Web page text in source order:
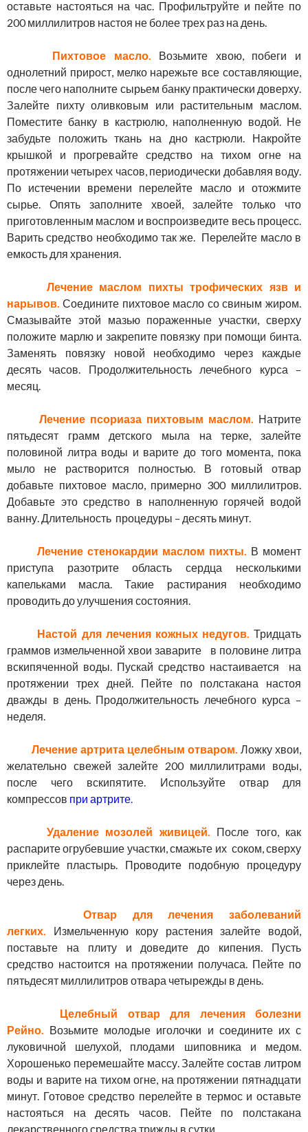
оставьте настояться на час. Профильтруйте и пейте по
200 миллилитров настоя не более трех раз на день.
Пихтовое масло. Возьмите хвою, побеги и
однолетний прирост, мелко нарежьте все составляющие,
после чего наполните сырьем банку практически доверху.
Залейте пихту оливковым или растительным маслом.
Поместите банку в кастрюлю, наполненную водой. Не
забудьте положить ткань на дно кастрюли. Накройте
крышкой и прогревайте средство на тихом огне на
протяжении четырех часов, периодически добавляя воду.
По истечении времени перелейте масло и отожмите
сырье. Опять заполните хвоей, залейте только что
приготовленным маслом и воспроизведите весь процесс.
Варить средство необходимо так же. Перелейте масло в
емкость для хранения.
Лечение маслом пихты трофических язв и
нарывов. Соедините пихтовое масло со свиным жиром.
Смазывайте этой мазью пораженные участки, сверху
положите марлю и закрепите повязку при помощи бинта.
Заменять повязку новой необходимо через каждые
десять часов. Продолжительность лечебного курса –
месяц.
Лечение псориаза пихтовым маслом. Натрите
пятьдесят грамм детского мыла на терке, залейте
половиной литра воды и варите до того момента, пока
мыло не растворится полностью. В готовый отвар
добавьте пихтовое масло, примерно 300 миллилитров.
Добавьте это средство в наполненную горячей водой
ванну. Длительность процедуры – десять минут.
Лечение стенокардии маслом пихты. В момент
приступа разотрите область сердца несколькими
капельками масла. Такие растирания необходимо
проводить до улучшения состояния.
Настой для лечения кожных недугов. Тридцать
граммов измельченной хвои заварите в половине литра
вскипяченной воды. Пускай средство настаивается на
протяжении трех дней. Пейте по полстакана настоя
дважды в день. Продолжительность лечебного курса –
неделя.
Лечение артрита целебным отваром. Ложку хвои,
желательно свежей залейте 200 миллилитрами воды,
после чего вскипятите. Используйте отвар для
компрессов при артрите.
Удаление мозолей живицей. После того, как
распарите огрубевшие участки, смажьте их соком, сверху
приклейте пластырь. Проводите подобную процедуру
через день.
Отвар для лечения заболеваний
легких. Измельченную кору растения залейте водой,
поставьте на плиту и доведите до кипения. Пусть
средство настоится на протяжении получаса. Пейте по
пятьдесят миллилитров отвара четырежды в день.
Целебный отвар для лечения болезни
Рейно. Возьмите молодые иголочки и соедините их с
луковичной шелухой, плодами шиповника и медом.
Хорошенько перемешайте массу. Залейте состав литром
воды и варите на тихом огне, на протяжении пятнадцати
минут. Готовое средство перелейте в термос и оставьте
настояться на десять часов. Пейте по полстакана
лекарственного средства трижды в сутки.